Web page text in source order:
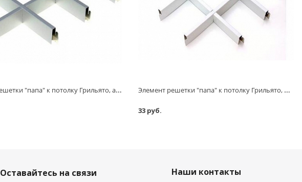
Элемент решетки "папа" к потолку Грильято, алюминий/металлик серебристый, L=600 мм, h=40 мм, 100х100 мм, 0,32 мм Элемент решетки "папа" к потолку Грильято, белый, L=600 мм, h=40 мм, 100х100 мм, 0,32 мм
33 руб.
Оставайтесь на связи Наши контакты